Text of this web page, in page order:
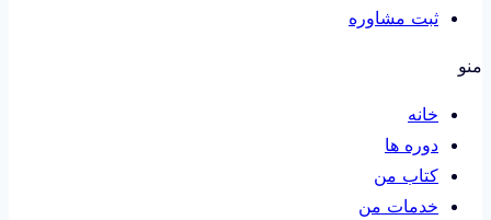
ثبت مشاوره
منو
خانه
دوره ها
کتاب من
خدمات من